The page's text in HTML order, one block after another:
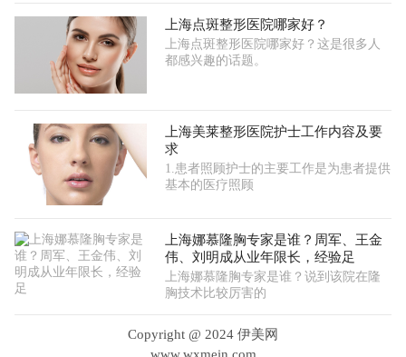
上海点斑整形医院哪家好？
上海点斑整形医院哪家好？这是很多人
都感兴趣的话题。
上海美莱整形医院护士工作内容及要
求
1.患者照顾护士的主要工作是为患者提供
基本的医疗照顾
上海娜慕隆胸专家是谁？周军、王金
伟、刘明成从业年限长，经验足
上海娜慕隆胸专家是谁？说到该院在隆
胸技术比较厉害的
Copyright @ 2024 伊美网